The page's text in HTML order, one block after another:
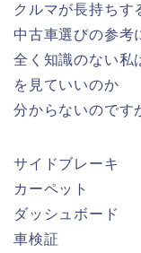
クルマが長持ちす
中古車選びの参考
全く知識のない私
を見ていいのか
分からないのです
サイドブレーキ
カーペット
ダッシュボード
車検証